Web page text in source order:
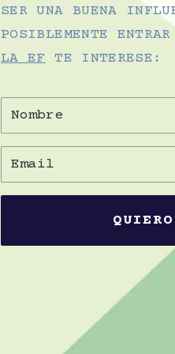
SER UNA BUENA
POSIBLEMENTE
LA EFTE INTERESE: